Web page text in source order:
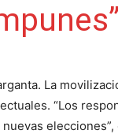
La
“Los